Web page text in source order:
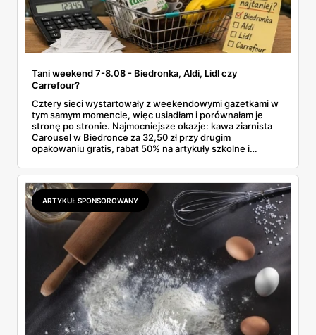
Tani weekend 7-8.08 - Biedronka, Aldi, Lidl czy
Carrefour?
Cztery sieci wystartowały z weekendowymi gazetkami w
tym samym momencie, więc usiadłam i porównałam je
stronę po stronie. Najmocniejsze okazje: kawa ziarnista
Carousel w Biedronce za 32,50 zł przy drugim
opakowaniu gratis, rabat 50% na artykuły szkolne i
2,99 zł za kilogram, ale wyłącznie w sobotę z aplikacją. Aldi
odpowiada masłem za 2,99 zł. Werdykt w skrócie:
najwięcej wyciśniesz z Biedronki, po świeże warzywa jedź
do Aldi.
ARTYKUŁ SPONSOROWANY